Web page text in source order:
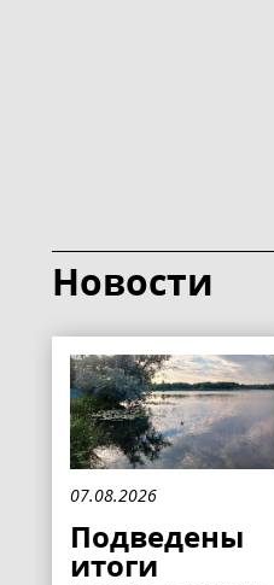
Новости
07.08.2026
Подведены
итоги